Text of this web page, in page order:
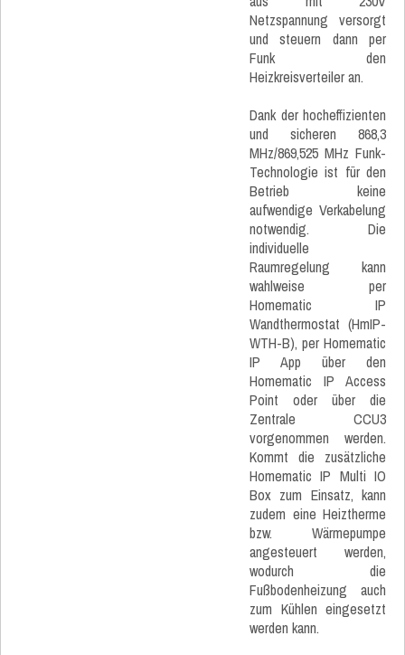
Netzspannung versorgt
und steuern dann per
Funk den
Heizkreisverteiler an.
Dank der hocheffizienten
und sicheren 868,3
MHz/869,525 MHz Funk-
Technologie ist für den
Betrieb keine
aufwendige Verkabelung
notwendig. Die
individuelle
Raumregelung kann
wahlweise per
Homematic IP
Wandthermostat (HmIP-
WTH-B), per Homematic
IP App über den
Homematic IP Access
Point oder über die
Zentrale CCU3
vorgenommen werden.
Kommt die zusätzliche
Homematic IP Multi IO
Box zum Einsatz, kann
zudem eine Heiztherme
bzw. Wärmepumpe
angesteuert werden,
wodurch die
Fußbodenheizung auch
zum Kühlen eingesetzt
werden kann.